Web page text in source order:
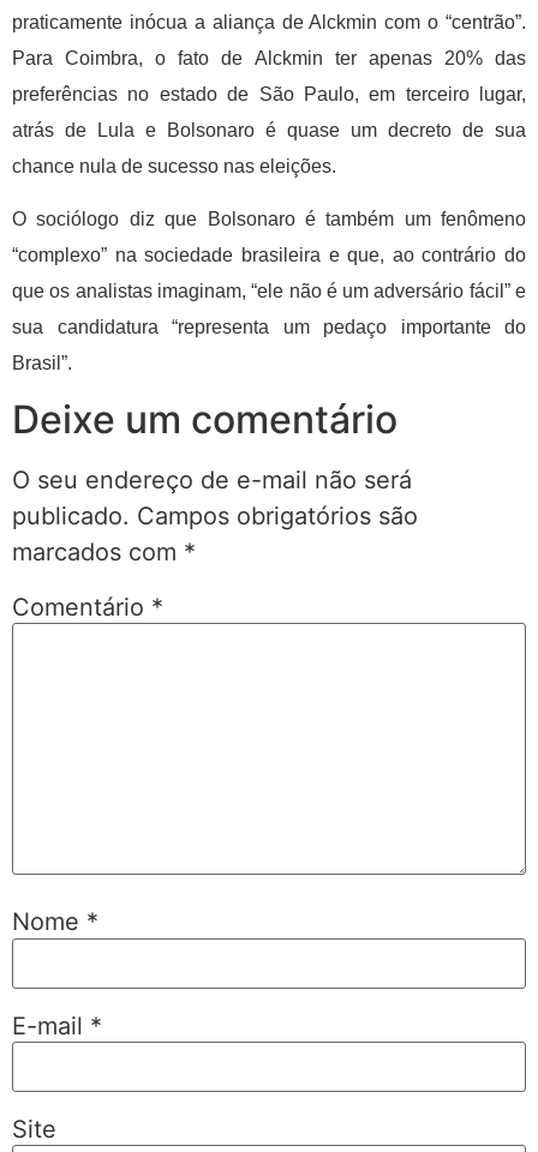
praticamente inócua a aliança de Alckmin com o “centrão”.
Para Coimbra, o fato de Alckmin ter apenas 20% das
preferências no estado de São Paulo, em terceiro lugar,
atrás de Lula e Bolsonaro é quase um decreto de sua
chance nula de sucesso nas eleições.
O sociólogo diz que Bolsonaro é também um fenômeno
“complexo” na sociedade brasileira e que, ao contrário do
que os analistas imaginam, “ele não é um adversário fácil” e
sua candidatura “representa um pedaço importante do
Brasil”.
Deixe um comentário
O seu endereço de e-mail não será
publicado. Campos obrigatórios são
marcados com *
Comentário *
Nome *
E-mail *
Site